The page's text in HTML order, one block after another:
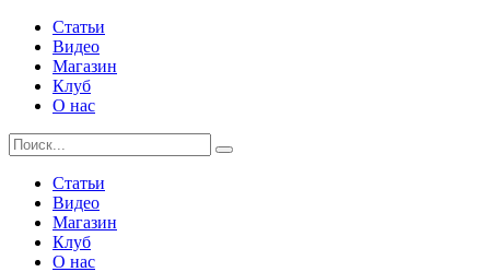
Статьи
Видео
Магазин
Клуб
О нас
Статьи
Видео
Магазин
Клуб
О нас